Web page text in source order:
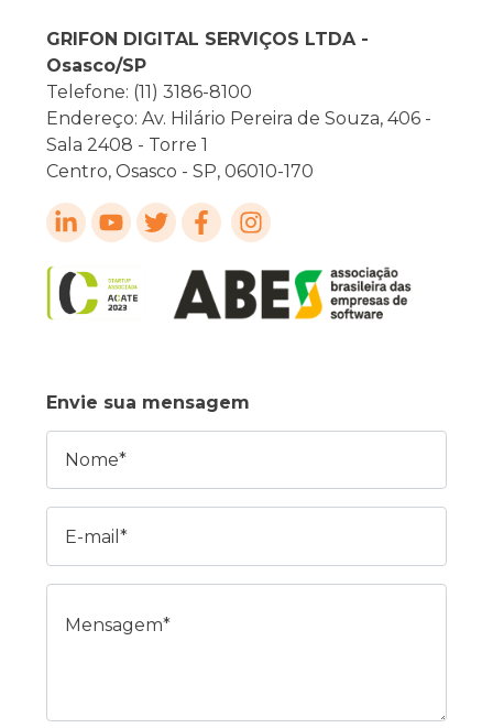
GRIFON DIGITAL SERVIÇOS LTDA -
Osasco/SP
Telefone: (11) 3186-8100
Endereço: Av. Hilário Pereira de Souza, 406 -
Sala 2408 - Torre 1
Centro, Osasco - SP, 06010-170
Envie sua mensagem